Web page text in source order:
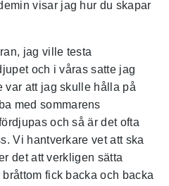
jag ville testa
och i våras satte jag
var att jag skulle hålla på
med sommarens
och så är det ofta
Vi hantverkare vet att ska
det att verkligen sätta
fick backa och backa